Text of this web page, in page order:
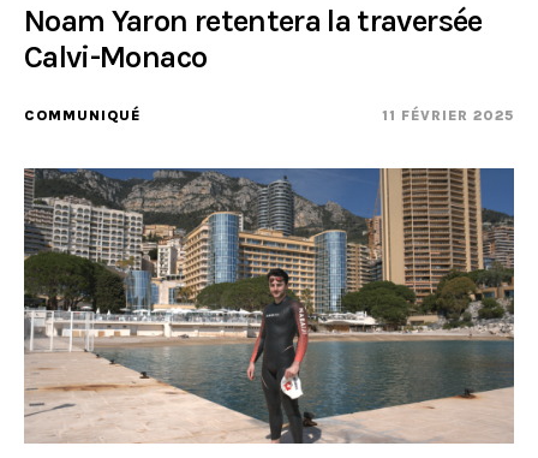
Noam Yaron retentera la traversée
Calvi-Monaco
COMMUNIQUÉ 11 FÉVRIER 2025